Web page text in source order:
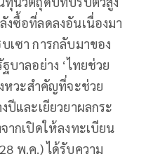
งซื้อที่ลดลงอันเนื่องมา
เซา การกลับมาของ
บาลอย่าง ‘ไทยช่วย
หวะสำคัญที่จะช่วย
ปีและเยียวยาผลกระ
ากเปิดให้ลงทะเบียน
พ.ค.) ได้รับความ